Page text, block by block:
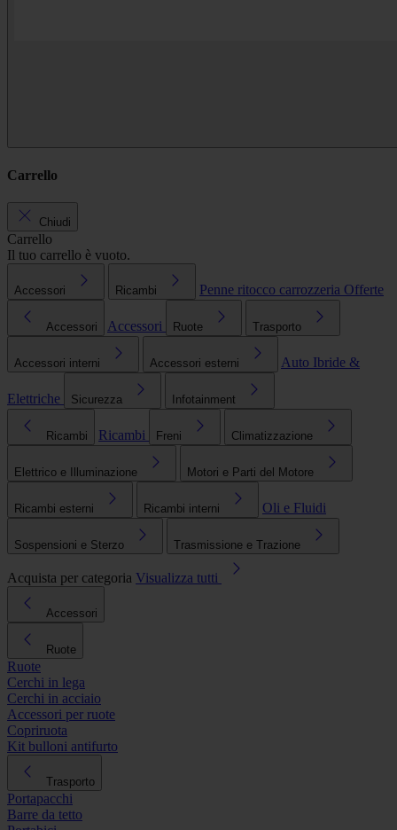
Carrello
Chiudi
Carrello
Il tuo carrello è vuoto.
Accessori Ricambi Penne ritocco carrozzeria Offerte
Accessori Accessori Ruote Trasporto
Accessori interni Accessori esterni Auto Ibride &
Elettriche Sicurezza Infotainment
Ricambi Ricambi Freni Climatizzazione
Elettrico e Illuminazione Motori e Parti del Motore
Ricambi esterni Ricambi interni Oli e Fluidi
Sospensioni e Sterzo Trasmissione e Trazione
Acquista per categoria Visualizza tutti
Accessori
Ruote
Ruote
Cerchi in lega
Cerchi in acciaio
Accessori per ruote
Copriruota
Kit bulloni antifurto
Trasporto
Portapacchi
Barre da tetto